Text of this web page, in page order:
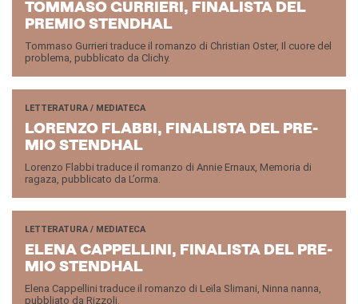
TOM­MA­SO GUR­RIE­RI, FI­NA­LI­STA DEL
PRE­MIO STEN­D­HAL
Tommaso Gurrieri traduce il romanzo di Christian Oster, Il cuore del
problema, pubblicato da Clichy.
LETTERATURA / MEDIATECA
LO­REN­ZO FLAB­BI, FI­NA­LI­STA DEL PRE­
MIO STEN­D­HAL
Lorenzo Flabbi traduce il romanzo di Annie Ernaux, Memoria di
ragaza, pubblicato da L’orma.
LETTERATURA / MEDIATECA
ELENA CAP­PEL­LI­NI, FI­NA­LI­STA DEL PRE­
MIO STEN­D­HAL
Elena Cappellini traduce il romanzo di Leïla Slimani, Ninna nanna,
pubbliato da Rizzoli.